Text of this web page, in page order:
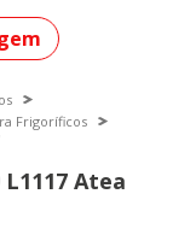
Frigoríficos
Atea